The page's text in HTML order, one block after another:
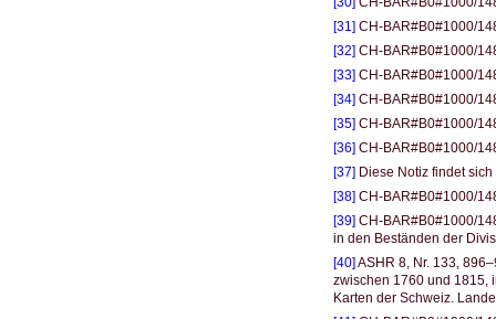
[31]CH-BAR#B0#1000/
[32]CH-BAR#B0#1000/
[33]CH-BAR#B0#1000/
[34]CH-BAR#B0#1000/
[35]CH-BAR#B0#1000/
[36]CH-BAR#B0#1000/
[37]Diese Notiz findet sich
[38]CH-BAR#B0#1000/
[39]CH-BAR#B0#1000/
in den Beständen der
[40]ASHR 8, Nr. 133,
zwischen 1760 und 1815,
Karten der Schweiz.